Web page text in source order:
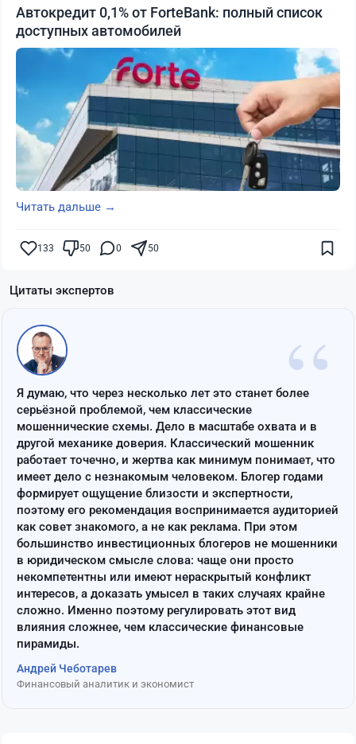
Автокредит 0,1% от ForteBank: полный список
доступных автомобилей
Читать дальше →
133 50 0 50
Цитаты экспертов
“
Я думаю, что через несколько лет это станет более
серьёзной проблемой, чем классические
мошеннические схемы. Дело в масштабе охвата и в
другой механике доверия. Классический мошенник
работает точечно, и жертва как минимум понимает, что
имеет дело с незнакомым человеком. Блогер годами
формирует ощущение близости и экспертности,
поэтому его рекомендация воспринимается аудиторией
как совет знакомого, а не как реклама. При этом
большинство инвестиционных блогеров не мошенники
в юридическом смысле слова: чаще они просто
некомпетентны или имеют нераскрытый конфликт
интересов, а доказать умысел в таких случаях крайне
сложно. Именно поэтому регулировать этот вид
влияния сложнее, чем классические финансовые
пирамиды.
Андрей Чеботарев
Финансовый аналитик и экономист